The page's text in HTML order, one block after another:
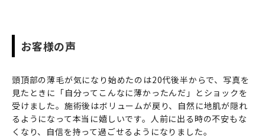
お客様の声
頭頂部の薄毛が気になり始めたのは20代後半からで、写真を
見たときに「自分ってこんなに薄かったんだ」とショックを
受けました。施術後はボリュームが戻り、自然に地肌が隠れ
るようになって本当に嬉しいです。人前に出る時の不安もな
くなり、自信を持って過ごせるようになりました。